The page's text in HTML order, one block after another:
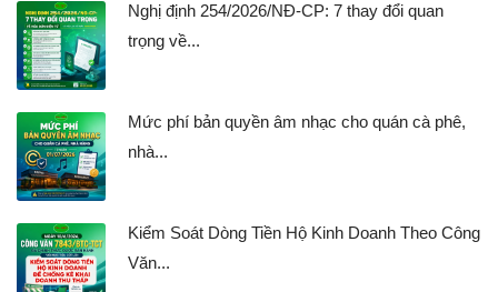
Nghị định 254/2026/NĐ-CP: 7 thay đổi quan
trọng về...
Mức phí bản quyền âm nhạc cho quán cà phê,
nhà...
Kiểm Soát Dòng Tiền Hộ Kinh Doanh Theo Công
Văn...